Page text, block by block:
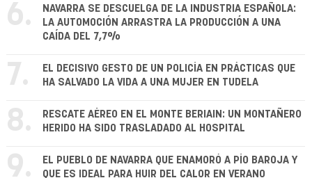
6.
NAVARRA SE DESCUELGA DE LA INDUSTRIA ESPAÑOLA:
LA AUTOMOCIÓN ARRASTRA LA PRODUCCIÓN A UNA
CAÍDA DEL 7,7%
7.
EL DECISIVO GESTO DE UN POLICÍA EN PRÁCTICAS QUE
HA SALVADO LA VIDA A UNA MUJER EN TUDELA
8.
RESCATE AÉREO EN EL MONTE BERIAIN: UN MONTAÑERO
HERIDO HA SIDO TRASLADADO AL HOSPITAL
9.
EL PUEBLO DE NAVARRA QUE ENAMORÓ A PÍO BAROJA Y
QUE ES IDEAL PARA HUIR DEL CALOR EN VERANO